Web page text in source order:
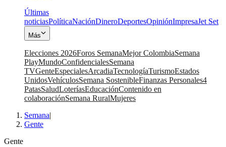
Últimas
noticiasPolíticaNaciónDineroDeportesOpiniónImpresaJet Set
Más
Elecciones 2026Foros SemanaMejor ColombiaSemana
PlayMundoConfidencialesSemana
TVGenteEspecialesArcadiaTecnologíaTurismoEstados
UnidosVehículosSemana SostenibleFinanzas Personales4
PatasSaludLoteríasEducaciónContenido en
colaboraciónSemana RuralMujeres
Semana|
Gente
Gente